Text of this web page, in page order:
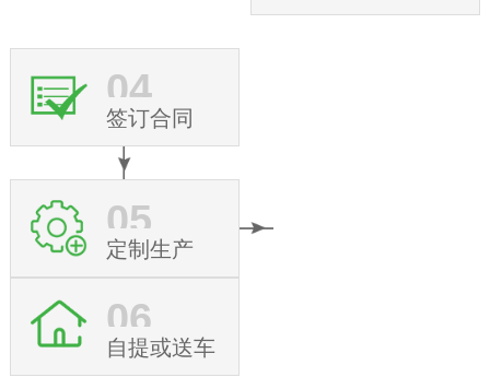
04
签订合同
05
定制生产
06
自提或送车